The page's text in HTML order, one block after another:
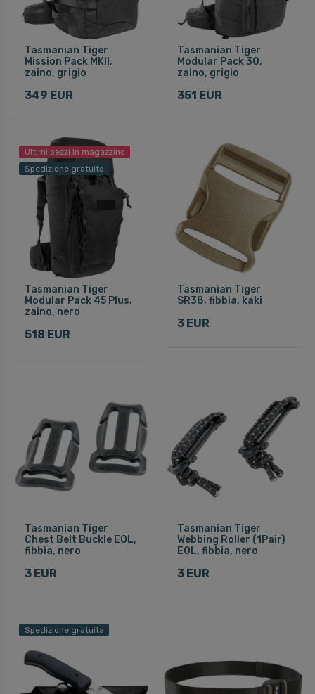
Tasmanian Tiger
Mission Pack MKII,
zaino, grigio
349 EUR
Tasmanian Tiger
Modular Pack 30,
zaino, grigio
351 EUR
Ultimi pezzi in magazzino
Spedizione gratuita
Tasmanian Tiger
Modular Pack 45 Plus,
zaino, nero
518 EUR
Tasmanian Tiger
SR38, fibbia, kaki
3 EUR
Tasmanian Tiger
Chest Belt Buckle EOL,
fibbia, nero
3 EUR
Tasmanian Tiger
Webbing Roller (1Pair)
EOL, fibbia, nero
3 EUR
Spedizione gratuita